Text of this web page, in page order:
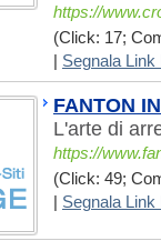
https://
(Click: 17;
Segnala Link
FANTON
L'arte di
https://
(Click: 49;
Segnala Link